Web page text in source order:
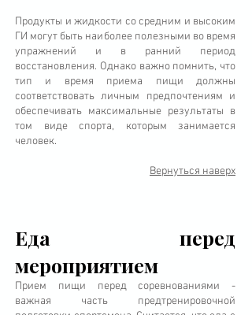
Продукты и жидкости со средним и высоким
ГИ могут быть наиболее полезными во время
упражнений и в ранний период
восстановления. Однако важно помнить, что
тип и время приема пищи должны
соответствовать личным предпочтениям и
обеспечивать максимальные результаты в
том виде спорта, которым занимается
человек.
Вернуться наверх
Еда перед
мероприятием
Прием пищи перед соревнованиями -
важная часть предтренировочной